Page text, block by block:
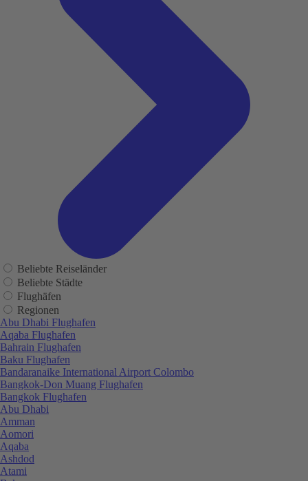
Beliebte Reiseländer
Beliebte Städte
Flughäfen
Regionen
Abu Dhabi Flughafen
Aqaba Flughafen
Bahrain Flughafen
Baku Flughafen
Bandaranaike International Airport Colombo
Bangkok-Don Muang Flughafen
Bangkok Flughafen
Abu Dhabi
Amman
Aomori
Aqaba
Ashdod
Atami